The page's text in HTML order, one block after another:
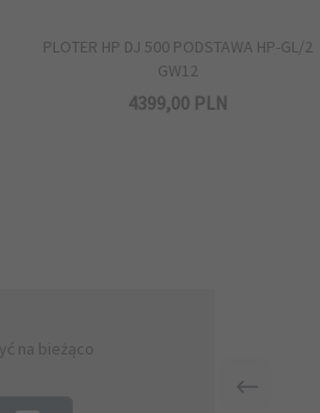
PLOTER HP DJ 500 PODSTAWA HP-GL/2
GW12
4399,00 PLN
na bieżąco